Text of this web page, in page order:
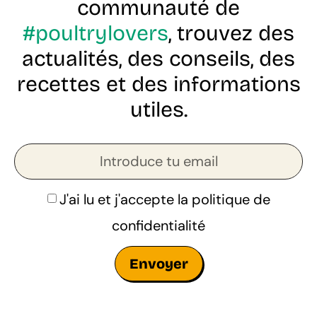
communauté de
#poultrylovers, trouvez des
actualités, des conseils, des
recettes et des informations
utiles.
J'ai lu et j'accepte la politique de
confidentialité
Envoyer